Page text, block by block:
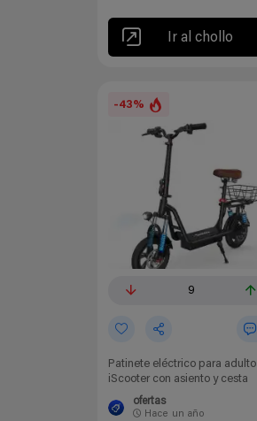
Ir al chollo
-43%
9
Patinete eléctrico para adulto
iScooter con asiento y cesta
ofertas
Hace un año